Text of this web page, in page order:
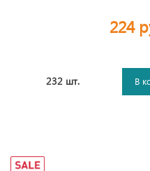
224
232 шт. В